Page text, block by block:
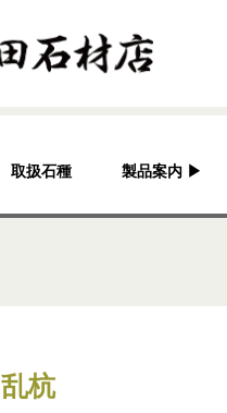
取扱石種 製品案内 ▶
灯篭
乱杭